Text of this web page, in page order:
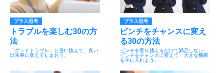
プラス思考
トラブルを楽しむ30の方
法
「グッドトラブル」と言い換えて、良い
出来事に変えてしまおう。
プラス思考
ピンチをチャンスに変え
る30の方法
ピンチを乗り越えるだけで満足しない。
ピンチをチャンスに変えて、大きな飛躍
を手に入れよう。